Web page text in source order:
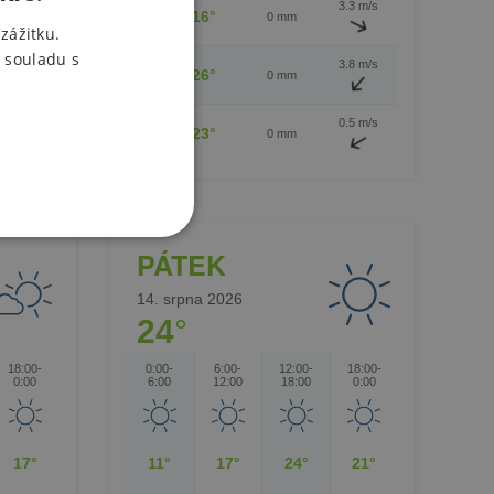
16° 0 mm
3.3 m/s
12:00-
26° 0 mm
3.8 m/s
23° 0 mm
0.5 m/s
18:00-
0:00
17°
PÁTEK
14. srpna 2026
24°
0:00-
6:00
11°
6:00-
12:00
17°
12:00-
18:00
24°
18:00-
0:00
21°
souladu s